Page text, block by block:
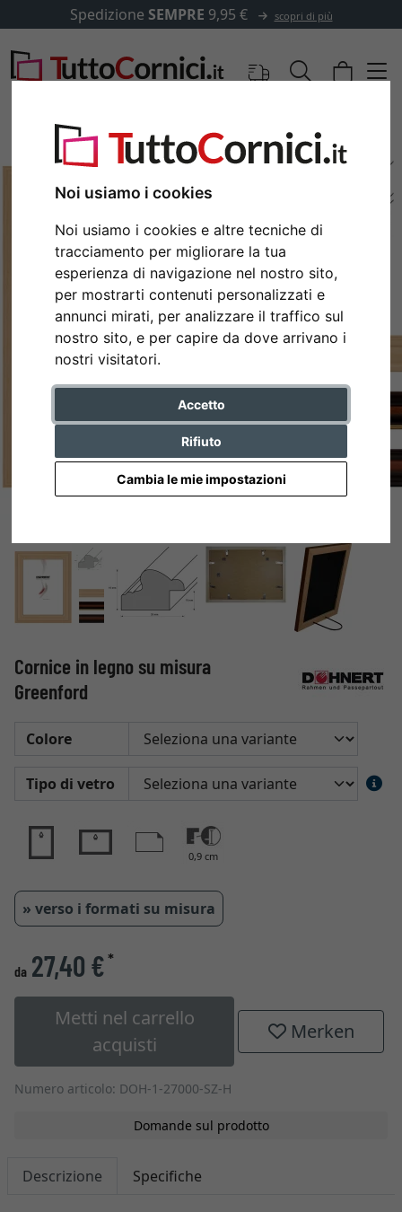
Noi usiamo i cookies
Noi usiamo i cookies e altre tecniche di
tracciamento per migliorare la tua
esperienza di navigazione nel nostro sito,
per mostrarti contenuti personalizzati e
annunci mirati, per analizzare il traffico sul
nostro sito, e per capire da dove arrivano i
nostri visitatori.
Accetto
Rifiuto
Cambia le mie impostazioni
Spedizione SEMPRE 9,95 € scopri di più
Indietro
Cornice in legno su misura
Greenford
Colore
Tipo di vetro
0,9 cm
» verso i formati su misura
da 27,40 €*
Metti nel carrello
acquisti
Merken
Numero articolo: DOH-1-27000-SZ-H
Domande sul prodotto
Descrizione Specifiche